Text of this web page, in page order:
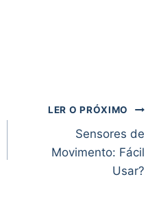
LER O PRÓXIMO
Sensores de
Movimento: Fácil
Usar?